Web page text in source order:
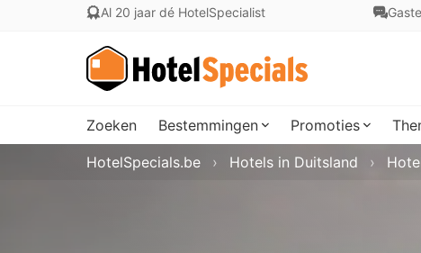
Al 20 jaar dé HotelSpecialist
Zoeken Bestemmingen Promoties
HotelSpecials.be Hotels in Duitsland